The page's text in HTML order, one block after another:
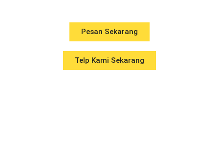
Pesan Sekarang
Telp Kami Sekarang